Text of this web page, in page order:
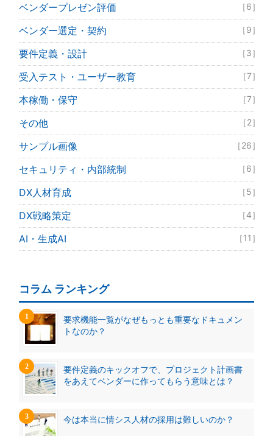
ベンダープレゼン評価 ［6］
ベンダー選定・契約 ［9］
要件定義・設計 ［3］
受入テスト・ユーザー教育 ［7］
本稼働・保守 ［7］
その他 ［2］
サンプル画像 ［26］
セキュリティ・内部統制 ［6］
DX人材育成 ［5］
DX戦略策定 ［4］
AI・生成AI ［11］
コラム ランキング
要求機能一覧がなぜもっとも重要なドキュメン
トなのか？
要件定義のキックオフで、プロジェクト計画書
をあえてベンダーに作ってもらう意味とは？
今は本当に情シス人材の採用は難しいのか？